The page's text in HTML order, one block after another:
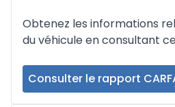
Obtenez les informations
du véhicule en consultant
Consulter le rapport